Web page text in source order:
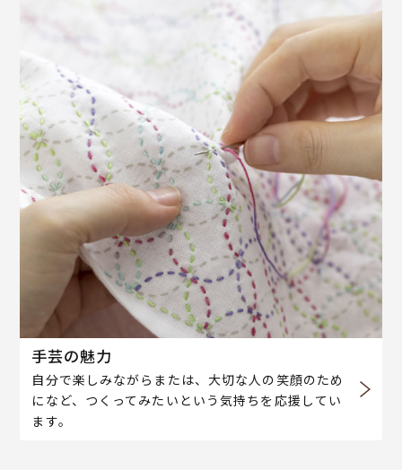
手芸の魅力
自分で楽しみながらまたは、大切な人の笑顔のため
になど、つくってみたいという気持ちを応援してい
ます。